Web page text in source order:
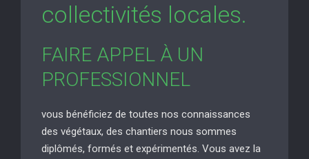
collectivités locales.
FAIRE APPEL À UN
PROFESSIONNEL
vous bénéficiez de toutes nos connaissances
des végétaux, des chantiers nous sommes
diplômés, formés et expérimentés. Vous avez la